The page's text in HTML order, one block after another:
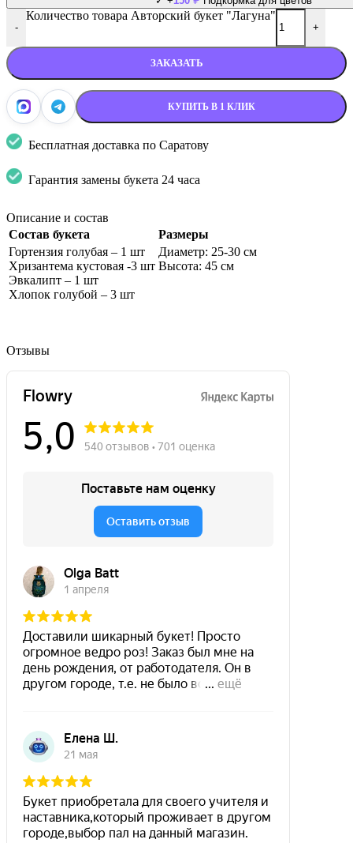
-
Количество товара Авторский букет "Лагуна"
+
ЗАКАЗАТЬ
КУПИТЬ В 1 КЛИК
Бесплатная доставка по Саратову
Гарантия замены букета 24 часа
Описание и состав
Состав букета
Размеры
Гортензия голубая – 1 шт
Хризантема кустовая -3 шт
Эвкалипт – 1 шт
Хлопок голубой – 3 шт
Диаметр: 25-30 см
Высота: 45 см
Отзывы